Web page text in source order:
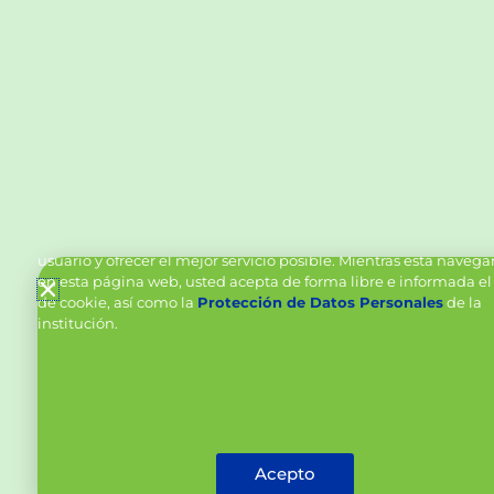
usuario y ofrecer el mejor servicio posible. Mientras está
en esta página web, usted acepta de forma libre e informada el
de cookie, así como la Protección de Datos Personalesde la
institución.
Acepto